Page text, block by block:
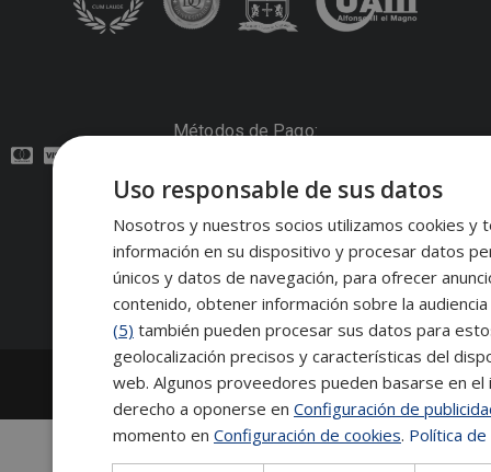
Métodos de Pago:
Contacto:
Síguenos:
2026
Escuela de Posgrado de Salamanca
Información legal
Tablón de anuncios
Uso responsable de sus datos
Nosotros y nuestros socios utilizamos cookies y
información en su dispositivo y procesar datos
únicos y datos de navegación, para ofrecer
contenido, obtener información sobre la
(5) también pueden procesar sus datos para
geolocalización precisos y características del
web. Algunos proveedores pueden basarse en
derecho a oponerse en Configuración de
momento en Configuración de cookies. Política